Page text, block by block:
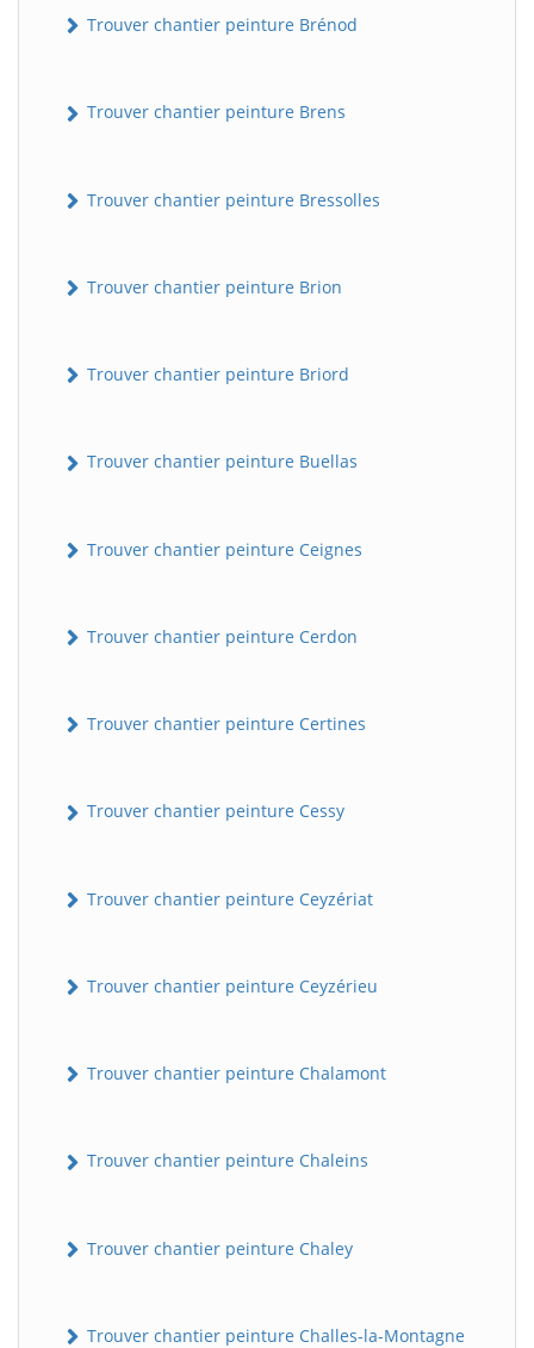
Trouver chantier peinture Brénod
Trouver chantier peinture Brens
Trouver chantier peinture Bressolles
Trouver chantier peinture Brion
Trouver chantier peinture Briord
Trouver chantier peinture Buellas
Trouver chantier peinture Ceignes
Trouver chantier peinture Cerdon
Trouver chantier peinture Certines
Trouver chantier peinture Cessy
Trouver chantier peinture Ceyzériat
Trouver chantier peinture Ceyzérieu
Trouver chantier peinture Chalamont
Trouver chantier peinture Chaleins
Trouver chantier peinture Chaley
Trouver chantier peinture Challes-la-Montagne